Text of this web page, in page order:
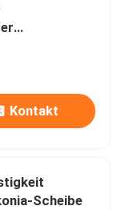
Kontakt
Scheibe